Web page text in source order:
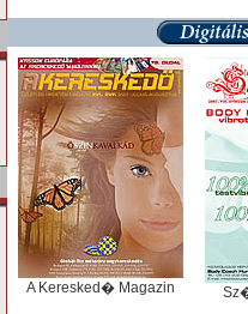
A Keresked� Magazin